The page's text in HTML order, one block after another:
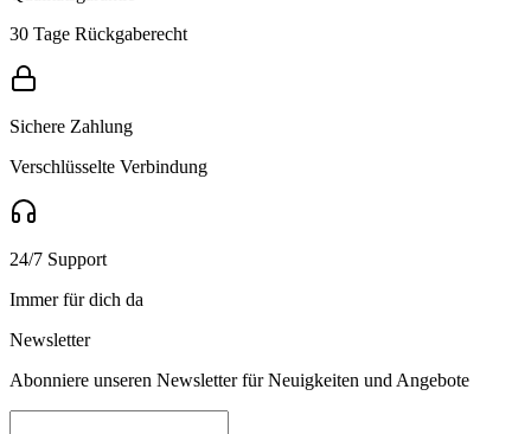
30 Tage Rückgaberecht
Sichere Zahlung
Verschlüsselte Verbindung
24/7 Support
Immer für dich da
Newsletter
Abonniere unseren Newsletter für Neuigkeiten und Angebote